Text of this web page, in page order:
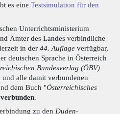
es eine Testsimulation für den
Unterrichtsministerium
Ämter des Landes verbindliche
in der 44. Auflage verfügbar,
deutschen Sprache in Österreich
Bundesverlag (ÖBV)
und alle damit verbundenen
dem Buch "Österreichisches
.
zu den Duden-